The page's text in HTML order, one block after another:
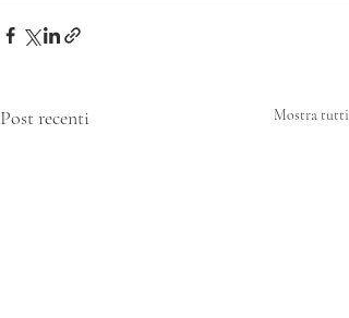
Post recenti Mostra tutti